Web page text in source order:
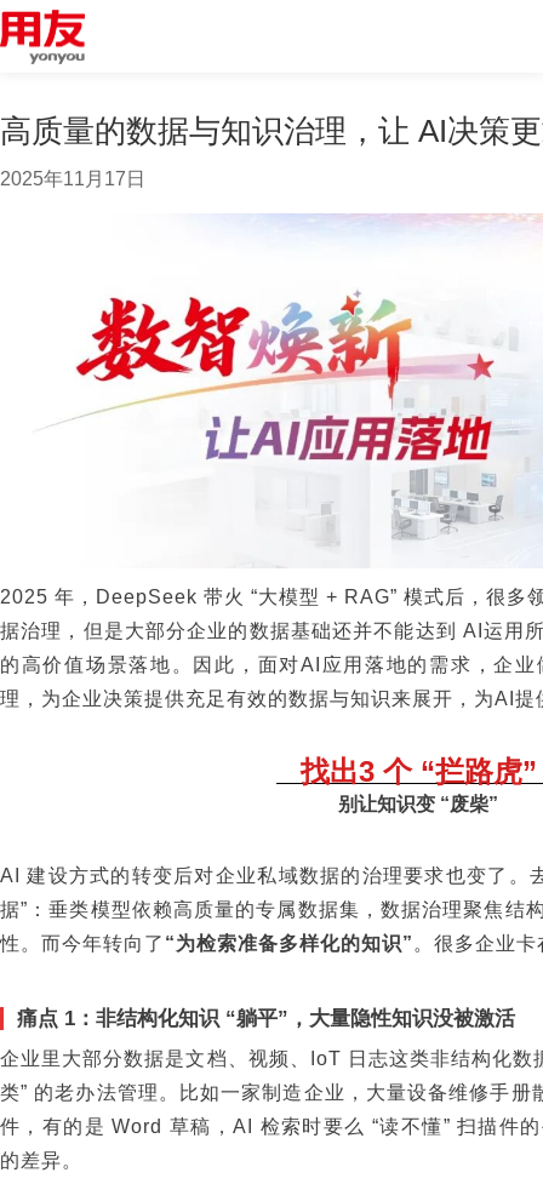
高质量的数据与知识治理，让 AI决策
2025年11月17日
2025 年，DeepSeek 带火 “大模型 + RAG” 模式后，很多
据治理，但是大部分企业的数据基础还并不能达到 AI运用
的高价值场景落地。因此，面对AI应用落地的需求，企
理，为企业决策提供充足有效的数据与知识来展开，为AI提
找出3 个 “拦路虎”
别让知识变 “废柴”
AI 建设方式的转变后对企业私域数据的治理要求也变了。
据”：垂类模型依赖高质量的专属数据集，数据治理聚焦结
性。而今年转向了 “为检索准备多样化的知识” 。很多企业
痛点 1：非结构化知识 “躺平”，大量隐性知识没被激活
企业里大部分数据是文档、视频、IoT 日志这类非结构化数
类” 的老办法管理。比如一家制造企业，大量设备维修手
件，有的是 Word 草稿，AI 检索时要么 “读不懂” 扫描件
的差异。